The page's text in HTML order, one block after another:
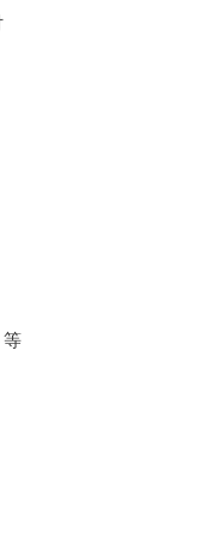
等